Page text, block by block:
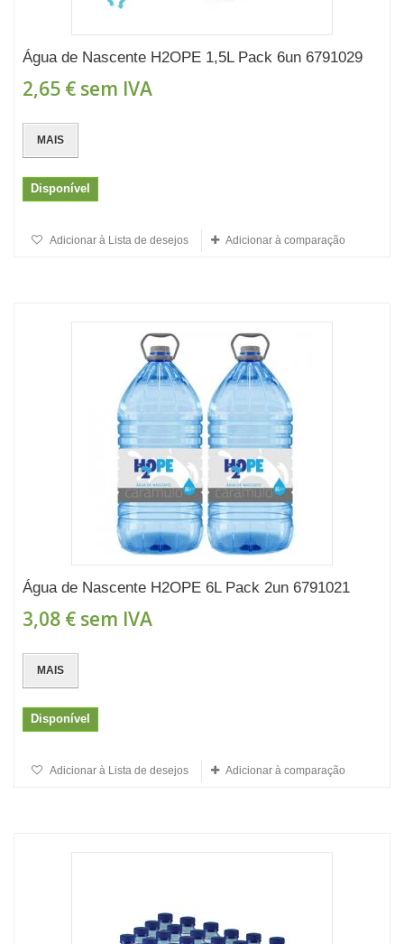
Água de Nascente H2OPE 1,5L Pack 6un 6791029
2,65 € sem IVA
MAIS
Disponível
Adicionar à Lista de desejos Adicionar à comparação
Água de Nascente H2OPE 6L Pack 2un 6791021
3,08 € sem IVA
MAIS
Disponível
Adicionar à Lista de desejos Adicionar à comparação